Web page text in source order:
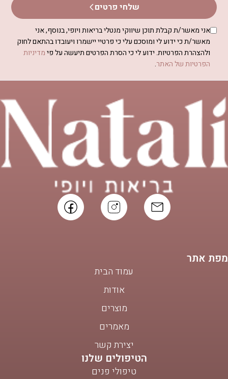
שלחי פרטים
אני מאשר/ת קבלת תוכן שיווקי מנטלי בריאות ויופי, בנוסף, אני
מאשר/ת כי ידוע לי ומוסכם עלי כי פרטיי יישמרו ויעובדו בהתאם לחוק
ולהצהרת הפרטיות. ידוע לי כי הסרת הפרטים תיעשה על פימדיניות
הפרטיות של האתר.
מפת אתר
עמוד הבית
אודות
מוצרים
מאמרים
יצירת קשר
הטיפולים שלנו
טיפולי פנים